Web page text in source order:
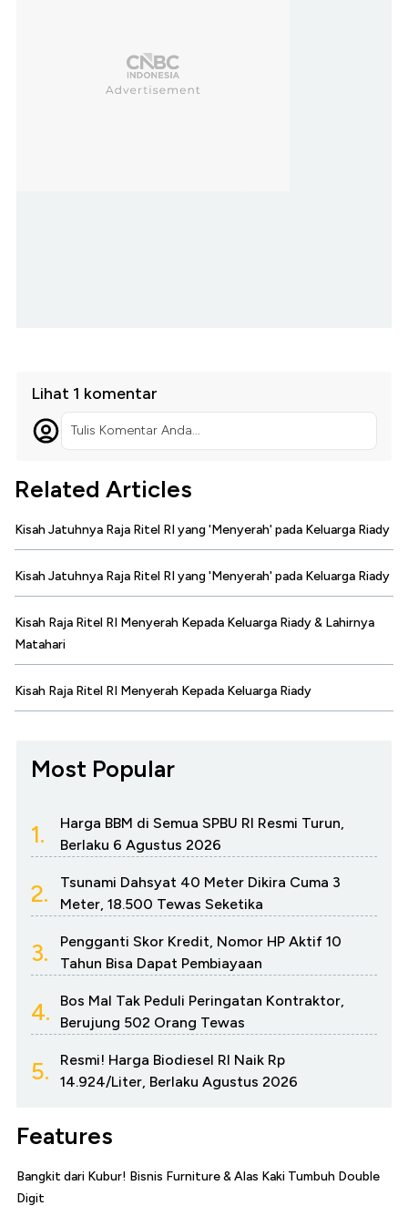
Lihat 1 komentar
Tulis Komentar Anda...
Related Articles
Kisah Jatuhnya Raja Ritel RI yang 'Menyerah' pada Keluarga Riady
Kisah Jatuhnya Raja Ritel RI yang 'Menyerah' pada Keluarga Riady
Kisah Raja Ritel RI Menyerah Kepada Keluarga Riady & Lahirnya
Matahari
Kisah Raja Ritel RI Menyerah Kepada Keluarga Riady
Most Popular
1.
Harga BBM di Semua SPBU RI Resmi Turun,
Berlaku 6 Agustus 2026
2.
Tsunami Dahsyat 40 Meter Dikira Cuma 3
Meter, 18.500 Tewas Seketika
3.
Pengganti Skor Kredit, Nomor HP Aktif 10
Tahun Bisa Dapat Pembiayaan
4.
Bos Mal Tak Peduli Peringatan Kontraktor,
Berujung 502 Orang Tewas
5.
Resmi! Harga Biodiesel RI Naik Rp
14.924/Liter, Berlaku Agustus 2026
Features
Bangkit dari Kubur! Bisnis Furniture & Alas Kaki Tumbuh Double
Digit